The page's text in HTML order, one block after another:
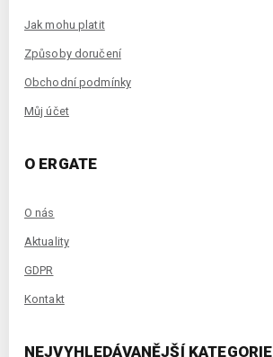
Jak mohu platit
Způsoby doručení
Obchodní podmínky
Můj účet
O ERGATE
O nás
Aktuality
GDPR
Kontakt
NEJVYHLEDÁVANĚJŠÍ KATEGORIE